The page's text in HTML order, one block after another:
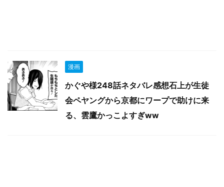
漫画
かぐや様248話ネタバレ感想石上が生徒
会ペヤングから京都にワープで助けに来
る、雲鷹かっこよすぎww